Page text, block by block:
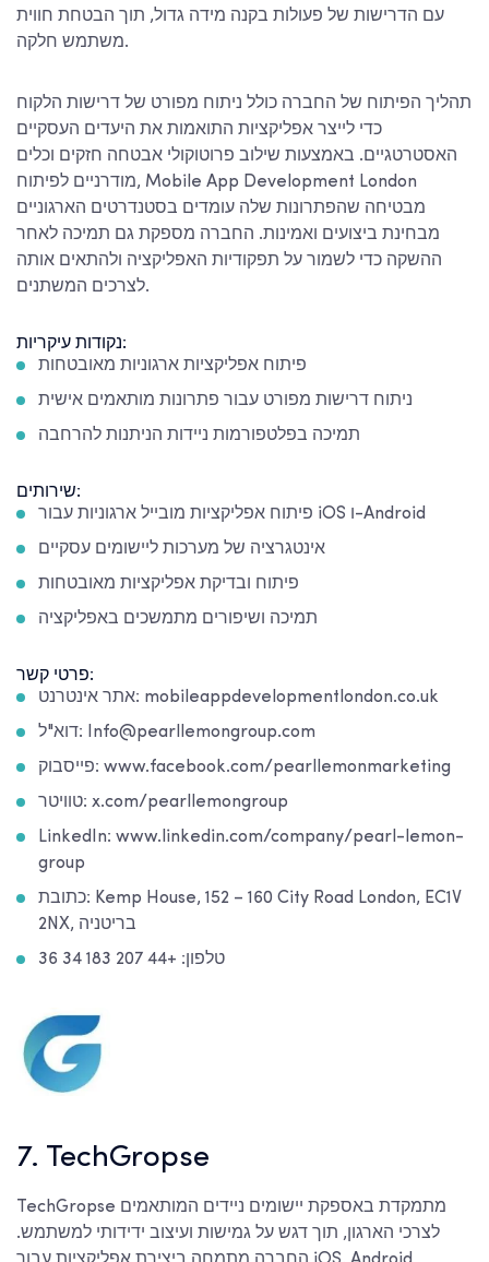
עם הדרישות של פעולות בקנה מידה גדול, תוך הבטחת חווית
משתמש חלקה.
תהליך הפיתוח של החברה כולל ניתוח מפורט של דרישות הלקוח
כדי לייצר אפליקציות התואמות את היעדים העסקיים
האסטרטגיים. באמצעות שילוב פרוטוקולי אבטחה חזקים וכלים
מודרניים לפיתוח, Mobile App Development London
מבטיחה שהפתרונות שלה עומדים בסטנדרטים הארגוניים
מבחינת ביצועים ואמינות. החברה מספקת גם תמיכה לאחר
ההשקה כדי לשמור על תפקודיות האפליקציה ולהתאים אותה
לצרכים המשתנים.
נקודות עיקריות:
פיתוח אפליקציות ארגוניות מאובטחות
ניתוח דרישות מפורט עבור פתרונות מותאמים אישית
תמיכה בפלטפורמות ניידות הניתנות להרחבה
שירותים:
פיתוח אפליקציות מובייל ארגוניות עבור iOS ו-Android
אינטגרציה של מערכות ליישומים עסקיים
פיתוח ובדיקת אפליקציות מאובטחות
תמיכה ושיפורים מתמשכים באפליקציה
פרטי קשר:
אתר אינטרנט: mobileappdevelopmentlondon.co.uk
דוא"ל: Info@pearllemongroup.com
פייסבוק: www.facebook.com/pearllemonmarketing
טוויטר: x.com/pearllemongroup
LinkedIn: www.linkedin.com/company/pearl-lemon-
group
כתובת: Kemp House, 152 – 160 City Road London, EC1V
2NX, בריטניה
טלפון: +44 207 183 34 36
7. TechGropse
TechGropse מתמקדת באספקת יישומים ניידים המותאמים
לצרכי הארגון, תוך דגש על גמישות ועיצוב ידידותי למשתמש.